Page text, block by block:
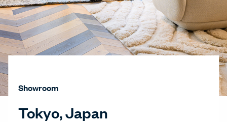
Showroom
Tokyo, Japan